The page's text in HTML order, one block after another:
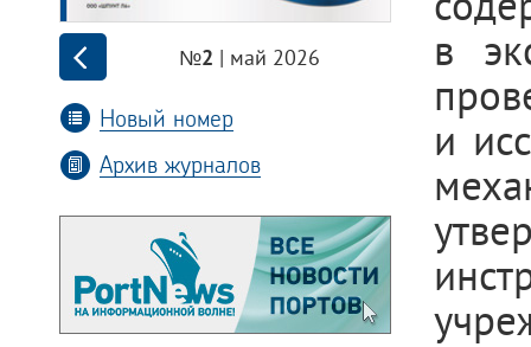
№2 | май 2026
Новый номер
Архив журналов
в
и